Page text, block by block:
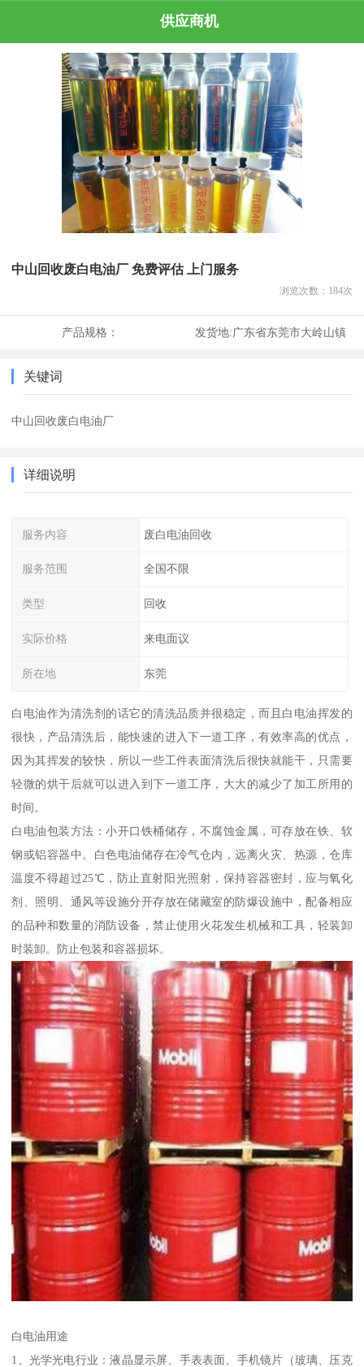
供应商机
中山回收废白电油厂 免费评估 上门服务
浏览次数： 184次
产品规格： 发货地:广东省东莞市大岭山镇
关键词
中山回收废白电油厂
详细说明
服务内容 废白电油回收
服务范围 全国不限
类型 回收
实际价格 来电面议
所在地 东莞
白电油作为清洗剂的话它的清洗品质并很稳定，而且白电油挥发的
很快，产品清洗后，能快速的进入下一道工序，有效率高的优点，
因为其挥发的较快，所以一些工件表面清洗后很快就能干，只需要
轻微的烘干后就可以进入到下一道工序，大大的减少了加工所用的
时间。
白电油包装方法：小开口铁桶储存，不腐蚀金属，可存放在铁、软
钢或铝容器中。白色电油储存在冷气仓内，远离火灾、热源，仓库
温度不得超过25℃，防止直射阳光照射，保持容器密封，应与氧化
剂、照明、通风等设施分开存放在储藏室的防爆设施中，配备相应
的品种和数量的消防设备，禁止使用火花发生机械和工具，轻装卸
时装卸。防止包装和容器损坏。
白电油用途
1、光学光电行业：液晶显示屏、手表表面、手机镜片（玻璃、压克